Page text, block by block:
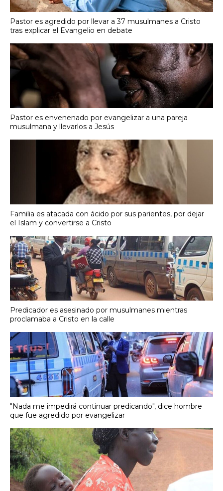
Pastor es agredido por llevar a 37 musulmanes a Cristo
tras explicar el Evangelio en debate
Pastor es envenenado por evangelizar a una pareja
musulmana y llevarlos a Jesús
Familia es atacada con ácido por sus parientes, por dejar
el Islam y convertirse a Cristo
Predicador es asesinado por musulmanes mientras
proclamaba a Cristo en la calle
"Nada me impedirá continuar predicando", dice hombre
que fue agredido por evangelizar